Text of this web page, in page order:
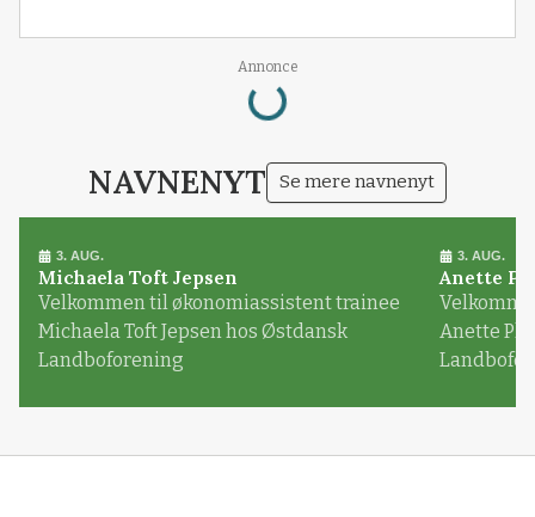
Annonce
Loading...
NAVNENYT Se mere navnenyt
3. AUG.
Michaela Toft Jepsen
Velkommen til økonomiassistent trainee
Michaela Toft Jepsen hos Østdansk
Landboforening
3. AUG.
Anette
Anette